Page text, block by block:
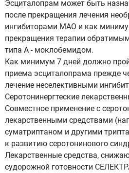
Эсциталопрам может быть
после прекращения лечения
ингибиторами МАО и как
прекращения терапии
типа А - моклобемидом.
Как минимум 7 дней должно
приема эсциталопрама прежде
лечение неселективными
Серотонинергтеские
Совместное применение с
лекарственными средствами
суматриптаном и другими
к развитию серотонинового
Лекарственные средства,
судорожной готовности